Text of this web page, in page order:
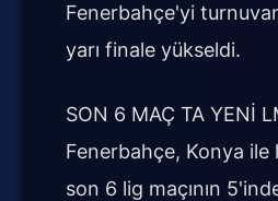
Fenerbahçe'yi
yarı finale yükseldi.
SON 6 MAÇ TA YENİ
Fenerbahçe, Konya ile
son 6 lig maçının